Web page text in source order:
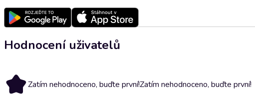
Hodnocení uživatelů
Zatím nehodnoceno, buďte první!Zatím nehodnoceno, buďte první!